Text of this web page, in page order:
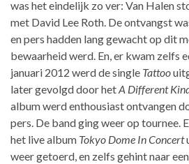
was het eindelijk zo ver: Van Halen
met David Lee Roth. De ontvangst
en pers hadden lang gewacht op dit
bewaarheid werd. En, er kwam zelfs
januari 2012 werd de single Tattoo
later gevolgd door hetA Different
album werd enthousiast ontvangen
pers. De band ging weer op tournee.
het live album Tokyo Dome In Concert
weer getoerd, en zelfs gehint naar